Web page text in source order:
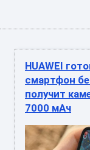
HUAWEI
смартфон
получит
7000 мАч